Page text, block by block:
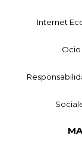
Internet
Ocio